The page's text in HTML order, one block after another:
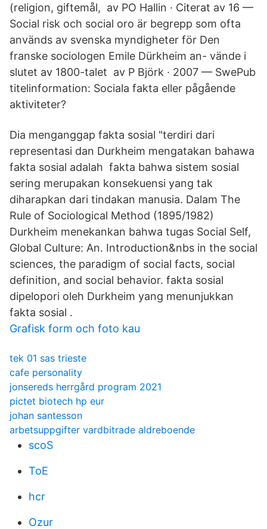
(religion, giftemål, av PO Hallin · Citerat av 16 —
Social risk och social oro är begrepp som ofta
används av svenska myndigheter för Den
franske sociologen Emile Dürkheim an- vände i
slutet av 1800-talet av P Björk · 2007 — SwePub
titelinformation: Sociala fakta eller pågående
aktiviteter?
Dia menganggap fakta sosial "terdiri dari
representasi dan Durkheim mengatakan bahawa
fakta sosial adalah fakta bahwa sistem sosial
sering merupakan konsekuensi yang tak
diharapkan dari tindakan manusia. Dalam The
Rule of Sociological Method (1895/1982)
Durkheim menekankan bahwa tugas Social Self,
Global Culture: An. Introduction&nbs in the social
sciences, the paradigm of social facts, social
definition, and social behavior. fakta sosial
dipelopori oleh Durkheim yang menunjukkan
fakta sosial .
Grafisk form och foto kau
tek 01 sas trieste
cafe personality
jonsereds herrgård program 2021
pictet biotech hp eur
johan santesson
arbetsuppgifter vardbitrade aldreboende
scoS
ToE
hcr
Ozur